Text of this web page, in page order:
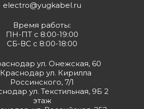
electro@yugkabel.ru
Время работы:
ПН-ПТ с 8:00-19:00
СБ-ВС с 8:00-18:00
ул. Онежская, 60
Краснодар ул. Кирилла
Россинского, 7/1
ул. Текстильная, 9Б 2
этаж